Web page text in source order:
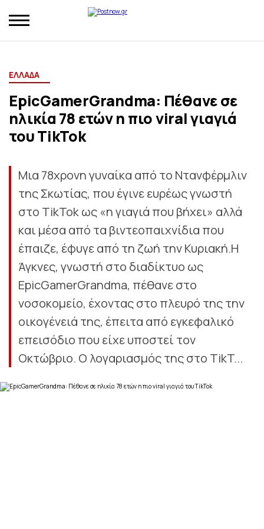
ΕΛΛΑΔΑ
EpicGamerGrandma: Πέθανε σε
ηλικία 78 ετών η πιο viral γιαγιά
του TikTok
Μια 78χρονη γυναίκα από το Ντανφέρμλιν
της Σκωτίας, που έγινε ευρέως γνωστή
στο TikTok ως «η γιαγιά που βήχει» αλλά
και μέσα από τα βιντεοπαιχνίδια που
έπαιζε, έφυγε από τη ζωή την Κυριακή.Η
Άγκνες, γνωστή στο διαδίκτυο ως
EpicGamerGrandma, πέθανε στο
νοσοκομείο, έχοντας στο πλευρό της την
οικογένειά της, έπειτα από εγκεφαλικό
επεισόδιο που είχε υποστεί τον
Οκτώβριο. Ο λογαριασμός της στο TikT...